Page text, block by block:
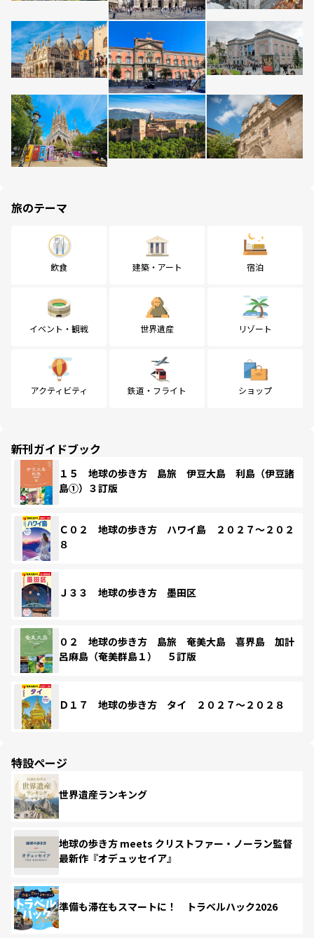
旅のテーマ
飲食 建築・アート 宿泊
イベント・観戦 世界遺産 リゾート
アクティビティ 鉄道・フライト ショップ
新刊ガイドブック
１５ 地球の歩き方 島旅 伊豆大島 利島（伊豆諸
島①）３訂版
Ｃ０２ 地球の歩き方 ハワイ島 ２０２７～２０２
８
Ｊ３３ 地球の歩き方 墨田区
０２ 地球の歩き方 島旅 奄美大島 喜界島 加計
呂麻島（奄美群島１） ５訂版
Ｄ１７ 地球の歩き方 タイ ２０２７～２０２８
特設ページ
世界遺産ランキング
地球の歩き方 meets クリストファー・ノーラン監督
最新作『オデュッセイア』
準備も滞在もスマートに！ トラベルハック2026